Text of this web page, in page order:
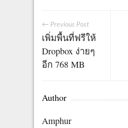
← Previous Post
เพิ่มพื้นที่ฟรีให้
Dropbox ง่ายๆ
อีก 768 MB
Author
Amphur